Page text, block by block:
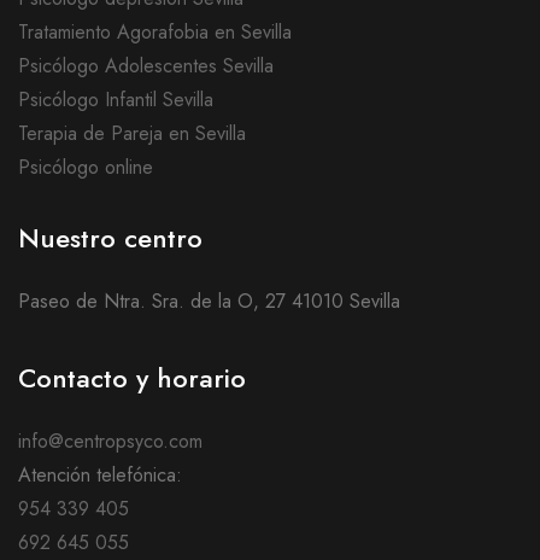
Tratamiento Agorafobia en Sevilla
Psicólogo Adolescentes Sevilla
Psicólogo Infantil Sevilla
Terapia de Pareja en Sevilla
Psicólogo online
Nuestro centro
Paseo de Ntra. Sra. de la O, 27 41010 Sevilla
Contacto y horario
info@centropsyco.com
Atención telefónica:
954 339 405
692 645 055